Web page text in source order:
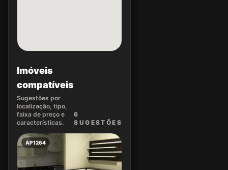
Imóveis
compatíveis
Sugestões por
localização, tipo,
faixa de preço e
características.
6
SUGEST ÕES
AP1264